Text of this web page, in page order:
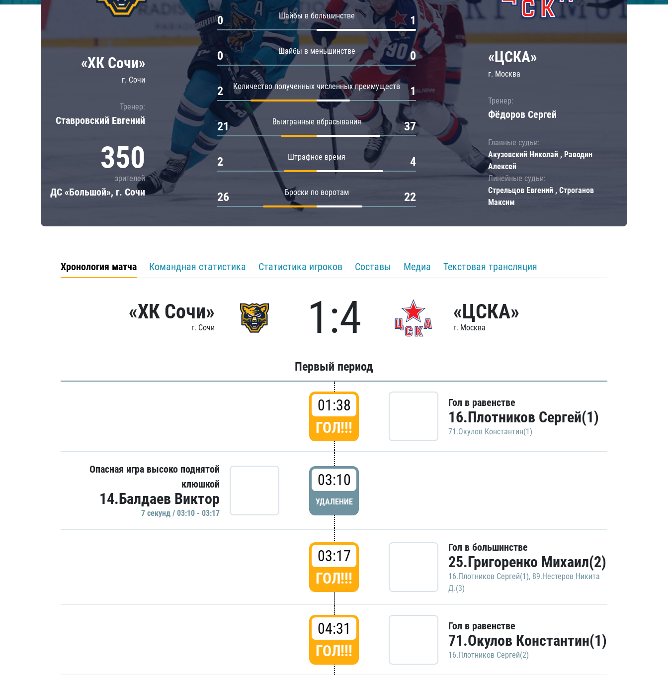
Локомотив
ЦСКА
Шанхайские Драконы
Амур
Барыс
Салават Юлаев
«ХК Сочи»
г. Сочи
Тренер:
Ставровский Евгений
350
зрителей
ДС «Большой», г. Сочи
Шайбы в большинстве
0 1
Шайбы в меньшинстве
0 0
Количество полученных численных преимуществ
2 1
Выигранные вбрасывания
21 37
Штрафное время
2 4
Броски по воротам
26 22
«ЦСКА»
г. Москва
Тренер:
Фёдоров Сергей
Главные судьи:
Акузовский Николай , Раводин
Алексей
Линейные судьи:
Стрельцов Евгений , Строганов
Максим
Хронология матча Командная статистика Статистика игроков Составы Медиа Текстовая трансляция
«ХК Сочи»
г. Сочи 1:4 «ЦСКА»
г. Москва
Первый период
01:38
ГОЛ!!!
Гол в равенстве
16.Плотников Сергей(1)
71.Окулов Константин(1)
Опасная игра высоко поднятой
клюшкой
14.Балдаев Виктор
7 секунд / 03:10 - 03:17
03:10
УДАЛЕНИЕ
03:17
ГОЛ!!!
Гол в большинстве
25.Григоренко Михаил(2)
16.Плотников Сергей(1), 89.Нестеров Никита
Д.(3)
04:31
ГОЛ!!!
Гол в равенстве
71.Окулов Константин(1)
16.Плотников Сергей(2)